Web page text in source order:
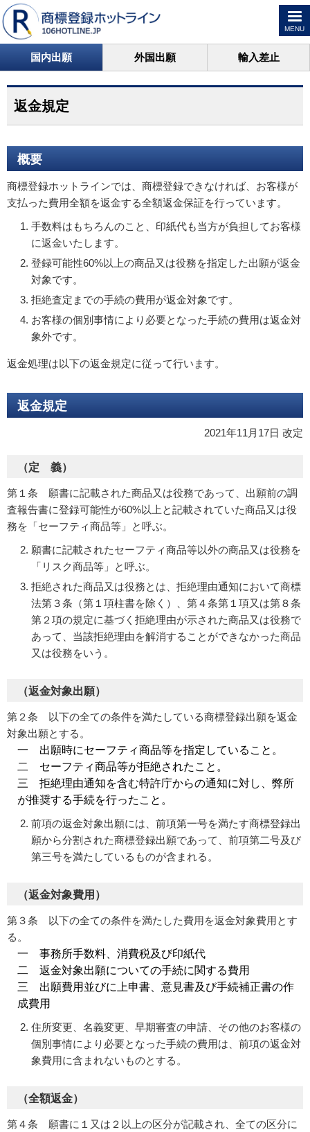
MENU
国内出願 外国出願 輸入差止
返金規定
概要
商標登録ホットラインでは、商標登録できなければ、お客様が
支払った費用全額を返金する全額返金保証を行っています。
手数料はもちろんのこと、印紙代も当方が負担してお客様
に返金いたします。
登録可能性60%以上の商品又は役務を指定した出願が返金
対象です。
拒絶査定までの手続の費用が返金対象です。
お客様の個別事情により必要となった手続の費用は返金対
象外です。
返金処理は以下の返金規定に従って行います。
返金規定
2021年11月17日 改定
（定 義）
第１条 願書に記載された商品又は役務であって、出願前の調
査報告書に登録可能性が60%以上と記載されていた商品又は役
務を「セーフティ商品等」と呼ぶ。
願書に記載されたセーフティ商品等以外の商品又は役務を
「リスク商品等」と呼ぶ。
拒絶された商品又は役務とは、拒絶理由通知において商標
法第３条（第１項柱書を除く）、第４条第１項又は第８条
第２項の規定に基づく拒絶理由が示された商品又は役務で
あって、当該拒絶理由を解消することができなかった商品
又は役務をいう。
（返金対象出願）
第２条 以下の全ての条件を満たしている商標登録出願を返金
対象出願とする。
一 出願時にセーフティ商品等を指定していること。
二 セーフティ商品等が拒絶されたこと。
三 拒絶理由通知を含む特許庁からの通知に対し、弊所
が推奨する手続を行ったこと。
前項の返金対象出願には、前項第一号を満たす商標登録出
願から分割された商標登録出願であって、前項第二号及び
第三号を満たしているものが含まれる。
（返金対象費用）
第３条 以下の全ての条件を満たした費用を返金対象費用とす
る。
一 事務所手数料、消費税及び印紙代
二 返金対象出願についての手続に関する費用
三 出願費用並びに上申書、意見書及び手続補正書の作
成費用
住所変更、名義変更、早期審査の申請、その他のお客様の
個別事情により必要となった手続の費用は、前項の返金対
象費用に含まれないものとする。
（全額返金）
第４条 願書に１又は２以上の区分が記載され、全ての区分に